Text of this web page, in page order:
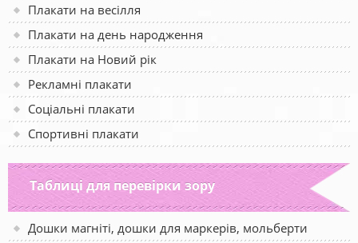
Плакати на весілля
Плакати на день народження
Плакати на Новий рік
Рекламні плакати
Соціальні плакати
Спортивні плакати
Таблиці для перевірки зору
Дошки магніті, дошки для маркерів, мольберти